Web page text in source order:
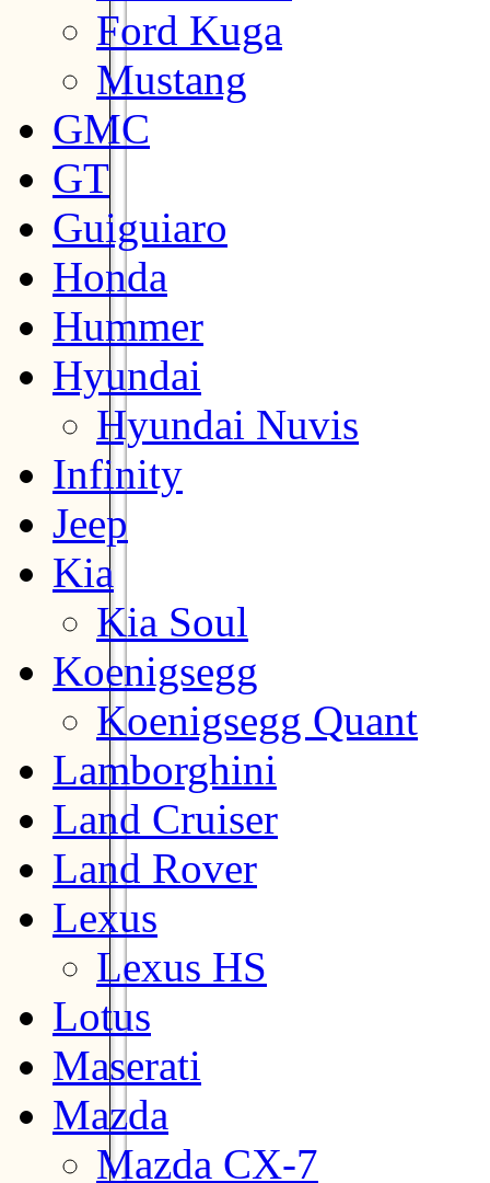
Ford Kuga
Mustang
GMC
GT
Guiguiaro
Honda
Hummer
Hyundai
Hyundai Nuvis
Infinity
Jeep
Kia
Kia Soul
Koenigsegg
Koenigsegg Quant
Lamborghini
Land Cruiser
Land Rover
Lexus
Lexus HS
Lotus
Maserati
Mazda
Mazda CX-7